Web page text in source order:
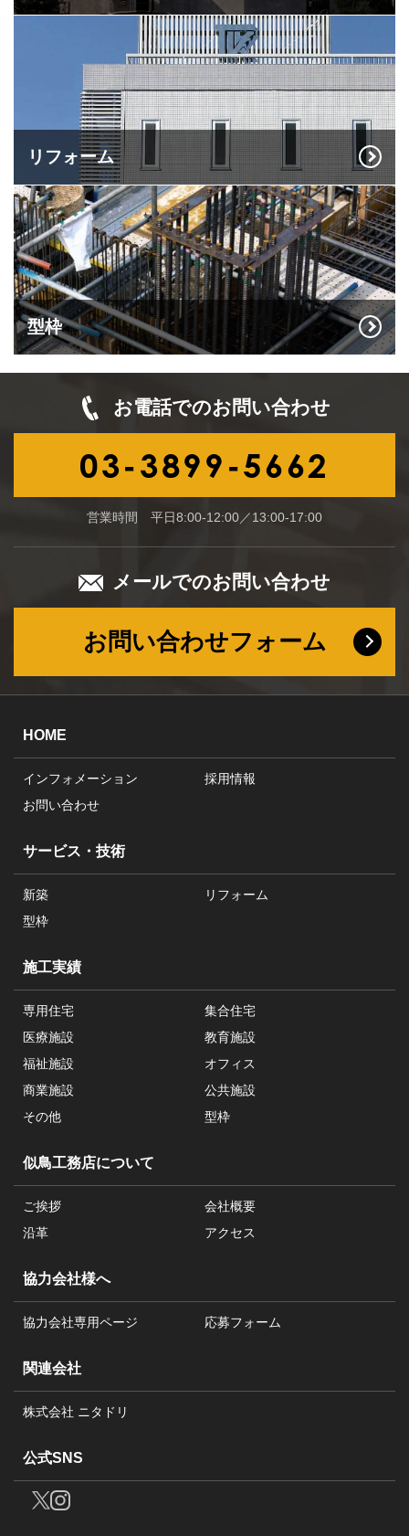
リフォーム
型枠
お電話でのお問い合わせ
03-3899-5662
営業時間 平日8:00-12:00／13:00-17:00
メールでのお問い合わせ
お問い合わせフォーム
HOME
インフォメーション
採用情報
お問い合わせ
サービス・技術
新築
リフォーム
型枠
施工実績
専用住宅
集合住宅
医療施設
教育施設
福祉施設
オフィス
商業施設
公共施設
その他
型枠
似鳥工務店について
ご挨拶
会社概要
沿革
アクセス
協力会社様へ
協力会社専用ページ 応募フォーム
関連会社
株式会社 ニタドリ
公式SNS